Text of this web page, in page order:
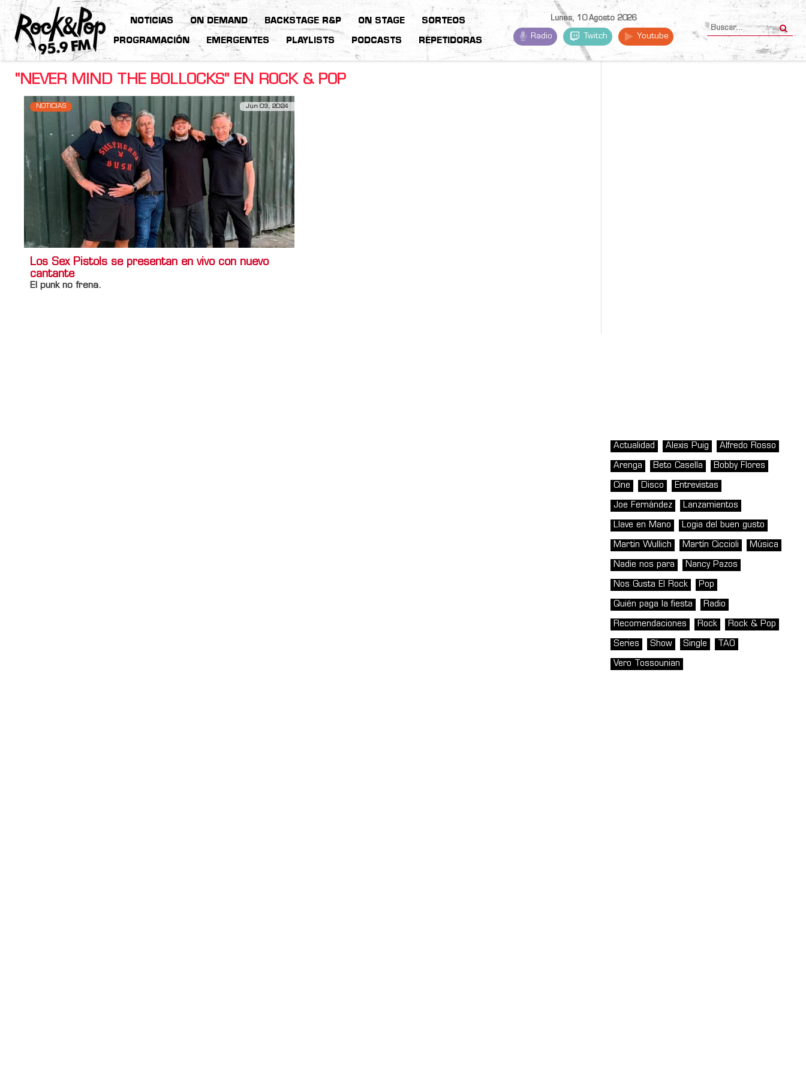
NOTICIAS ON DEMAND BACKSTAGE R&P ON STAGE SORTEOS
PROGRAMACIÓN EMERGENTES PLAYLISTS PODCASTS REPETIDORAS
Lunes, 10 Agosto 2026
Radio Twitch Youtube
"NEVER MIND THE BOLLOCKS" EN ROCK & POP
NOTICIAS Jun 03, 2024
Los Sex Pistols se presentan en vivo con nuevo
cantante
El punk no frena.
Actualidad Alexis Puig Alfredo Rosso
Arenga Beto Casella Bobby Flores
Cine Disco Entrevistas
Joe Fernández Lanzamientos
Llave en Mano Logia del buen gusto
Martin Wullich Martín Ciccioli Música
Nadie nos para Nancy Pazos
Nos Gusta El Rock Pop
Quién paga la fiesta Radio
Recomendaciones Rock Rock & Pop
Series Show Single TAO
Vero Tossounian